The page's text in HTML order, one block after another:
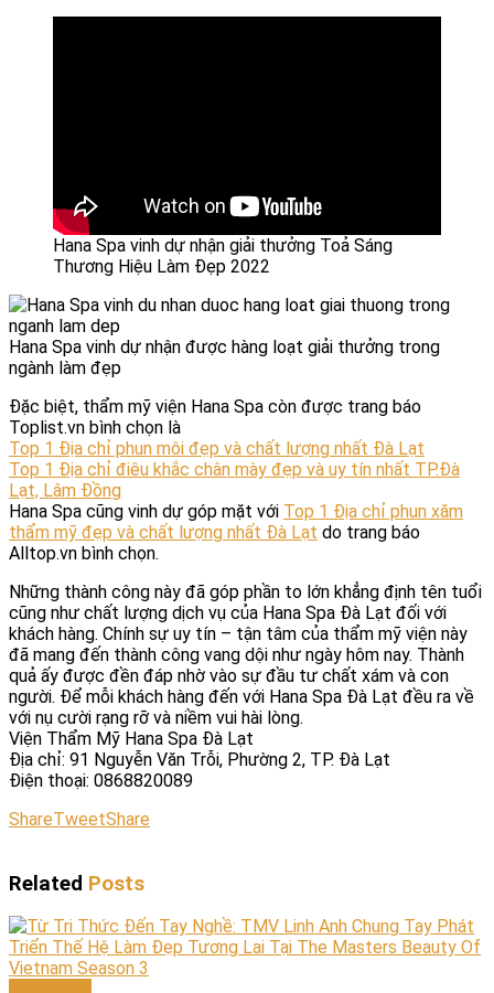
Hana Spa vinh dự nhận giải thưởng Toả Sáng
Thương Hiệu Làm Đẹp 2022
Hana Spa vinh dự nhận được hàng loạt giải thưởng trong
ngành làm đẹp
Đặc biệt, thẩm mỹ viện Hana Spa còn được trang báo
Toplist.vn bình chọn là
Top 1 Địa chỉ phun môi đẹp và chất lượng nhất Đà Lạt
Top 1 Địa chỉ điêu khắc chân mày đẹp và uy tín nhất TP.Đà
Lạt, Lâm Đồng
Hana Spa cũng vinh dự góp mặt với Top 1 Địa chỉ phun xăm
thẩm mỹ đẹp và chất lượng nhất Đà Lạt do trang báo
Alltop.vn bình chọn.
Những thành công này đã góp phần to lớn khẳng định tên tuổi
cũng như chất lượng dịch vụ của Hana Spa Đà Lạt đối với
khách hàng. Chính sự uy tín – tận tâm của thẩm mỹ viện này
đã mang đến thành công vang dội như ngày hôm nay. Thành
quả ấy được đền đáp nhờ vào sự đầu tư chất xám và con
người. Để mỗi khách hàng đến với Hana Spa Đà Lạt đều ra về
với nụ cười rạng rỡ và niềm vui hài lòng.
Viện Thẩm Mỹ Hana Spa Đà Lạt
Địa chỉ: 91 Nguyễn Văn Trỗi, Phường 2, TP. Đà Lạt
Điện thoại: 0868820089
ShareTweetShare
Related Posts